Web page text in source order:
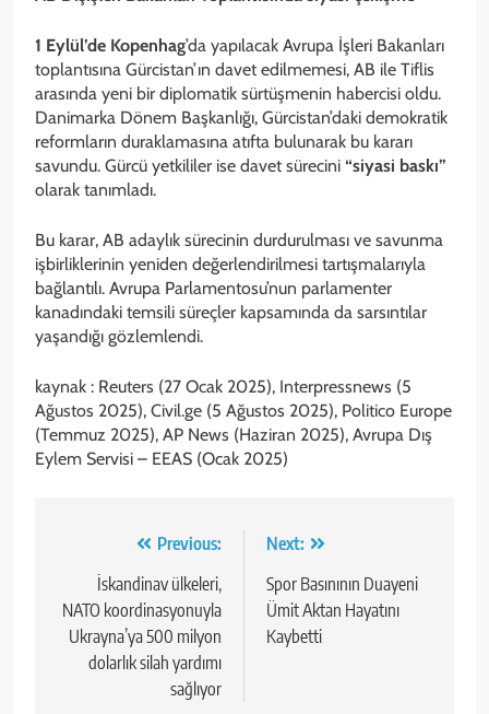
1 Eylül’de Kopenhag’da yapılacak Avrupa İşleri Bakanları
toplantısına Gürcistan’ın davet edilmemesi, AB ile Tiflis
arasında yeni bir diplomatik sürtüşmenin habercisi oldu.
Danimarka Dönem Başkanlığı, Gürcistan’daki demokratik
reformların duraklamasına atıfta bulunarak bu kararı
savundu. Gürcü yetkililer ise davet sürecini “siyasi baskı”
olarak tanımladı.
Bu karar, AB adaylık sürecinin durdurulması ve savunma
işbirliklerinin yeniden değerlendirilmesi tartışmalarıyla
bağlantılı. Avrupa Parlamentosu’nun parlamenter
kanadındaki temsili süreçler kapsamında da sarsıntılar
yaşandığı gözlemlendi.
kaynak : Reuters (27 Ocak 2025), Interpressnews (5
Ağustos 2025), Civil.ge (5 Ağustos 2025), Politico Europe
(Temmuz 2025), AP News (Haziran 2025), Avrupa Dış
Eylem Servisi – EEAS (Ocak 2025)
gezinmesi
Previous:
İskandinav ülkeleri,
NATO koordinasyonuyla
Ukrayna’ya 500 milyon
dolarlık silah yardımı
sağlıyor
Next:
Spor Basınının Duayeni
Ümit Aktan Hayatını
Kaybetti